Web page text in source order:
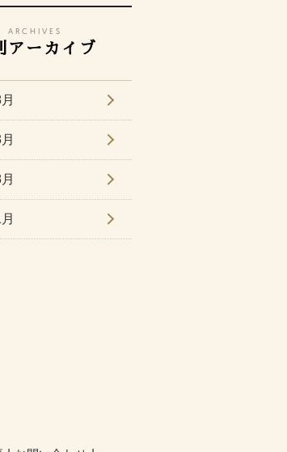
ARCHIVES
アーカイブ